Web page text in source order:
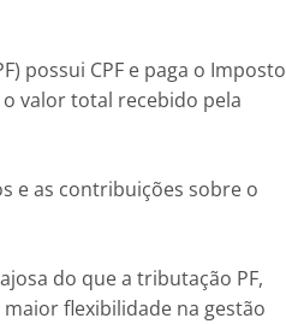
possui CPF e paga o Imposto
valor total recebido pela
e as contribuições sobre o
do que a tributação PF,
maior flexibilidade na gestão